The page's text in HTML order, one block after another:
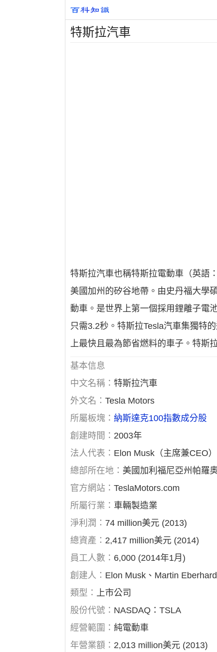
特斯拉汽車
特斯拉汽車也稱特斯拉電動車（英語
美國加州的矽谷地帶。由史丹福大學
動車。是世界上第一個採用鋰離子電
只需3.2秒。特斯拉Tesla汽車集獨特
上最快且最為節省燃料的車子。特斯
基本信息
中文名稱：特斯拉汽車
外文名：Tesla Motors
所屬板塊：納斯達克100指數成分股
創建時間： 2003年
法人代表： Elon Musk（主席兼CEO
總部所在地： 美國加利福尼亞州帕羅
官方網站：TeslaMotors.com
所屬行業： 車輛製造業
淨利潤： 74 million美元 (2013)
總資產： 2,417 million美元 (2014)
員工人數： 6,000 (2014年1月)
創建人： Elon Musk、Martin
類型： 上市公司
股份代號： NASDAQ：TSLA
經營範圍：純電動車
年營業額： 2,013 million美元 (2013)